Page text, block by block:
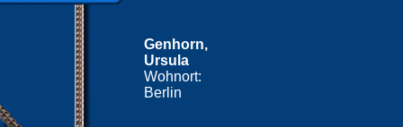
Genhorn,
Ursula
Wohnort:
Berlin